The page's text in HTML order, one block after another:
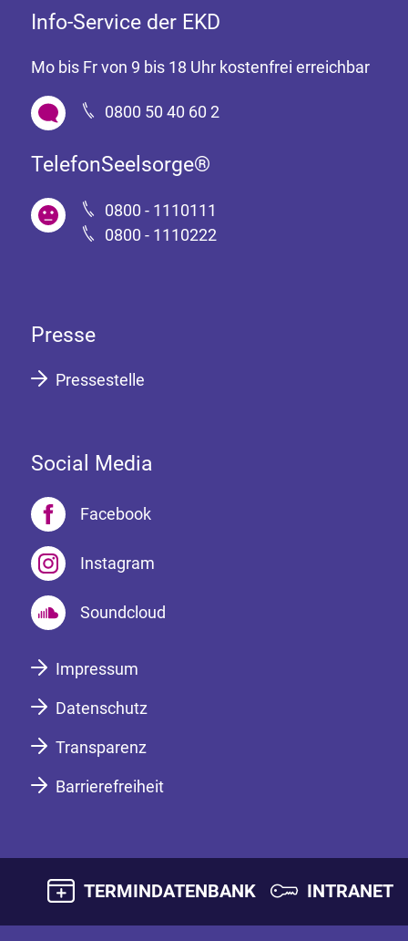
Info-Service der EKD
Mo bis Fr von 9 bis 18 Uhr kostenfrei erreichbar
0800 50 40 60 2
TelefonSeelsorge®
0800 - 1110111
0800 - 1110222
Presse
Pressestelle
Social Media
Facebook
Instagram
Soundcloud
Impressum
Datenschutz
Transparenz
Barrierefreiheit
TERMINDATENBANK INTRANET